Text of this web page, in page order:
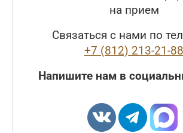
на прием
Связаться с нами по
+7 (812) 213-21-88
Напишите нам в